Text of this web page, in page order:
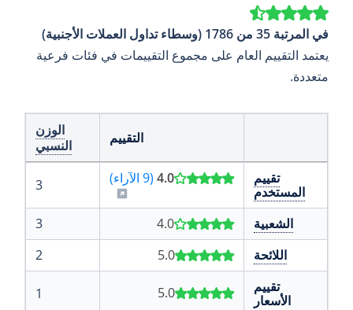
في المرتبة 35 من 1786 (وسطاء تداول العملات الأجنبية)
يعتمد التقييم العام على مجموع التقييمات في فئات فرعية
متعددة.
التقييم
الوزن
النسبي
تقييم
المستخدم
4.0 (9 الآراء) 3
الشعبية 4.0
3
اللائحة
5.0
2
تقييم
الأسعار
5.0
1